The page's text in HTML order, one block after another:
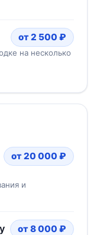
от 2 500 ₽
на несколько
от 20 000 ₽
и
от 8 000 ₽